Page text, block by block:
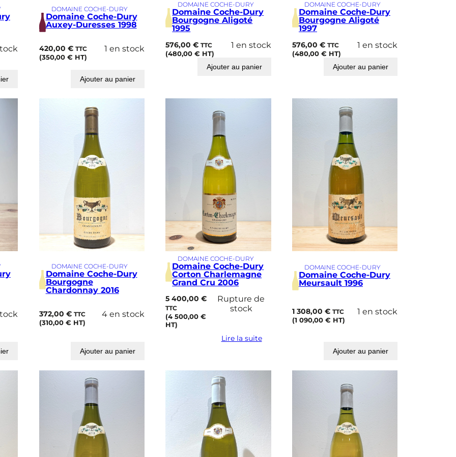
DOMAINE COCHE-DURY
Domaine Coche-Dury
Auxey-Duresses 1998
420,00 € TTC
(350,00 €HT)
1 en stock
Ajouter au panier
DOMAINE COCHE-DURY
Domaine Coche-Dury
Bourgogne Aligoté
1995
576,00€ TTC
(480,00€ HT)
1 en stock
Ajouter au panier
DOMAINE COCHE-DURY
Domaine Coche-Dury
Bourgogne Aligoté
1997
576,00 € TTC
(480,00 €HT)
1 en stock
Ajouter au panier
DOMAINE COCHE-DURY
Domaine Coche-Dury
Bourgogne
Chardonnay 2016
372,00 € TTC
(310,00 €HT)
4 en stock
Ajouter au panier
DOMAINE COCHE-DURY
Domaine Coche-Dury
Corton Charlemagne
Grand Cru 2006
5 400,00€
TTC
(4 500,00€
HT)
Rupture de
stock
Lire la suite
DOMAINE COCHE-DURY
Domaine Coche-Dury
Meursault 1996
1 308,00 € TTC
(1 090,00 €HT)
1 en stock
Ajouter au panier